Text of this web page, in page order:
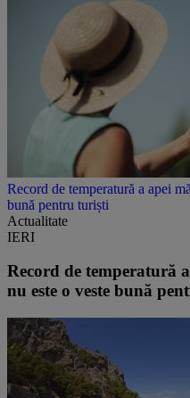
Record de temperatură a apei
bună pentru turiști
Actualitate
IERI
Record de temperatură
nu este o veste bună